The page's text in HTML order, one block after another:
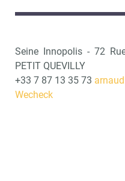
Seine Innopolis - 72
PETIT QUEVILLY
+33 7 87 13 35 73
Wecheck